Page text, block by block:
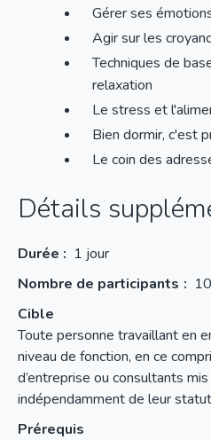
Gérer ses
Agir sur les
Techniques de
relaxation
Le stress et
Bien dormir, c'est
Le coin des
Détails
Durée : 1 jour
Nombre de participants
10
Cible
Toute personne travaillant en
niveau de fonction, en ce
d’entreprise ou consultants
indépendamment de leur
Prérequis